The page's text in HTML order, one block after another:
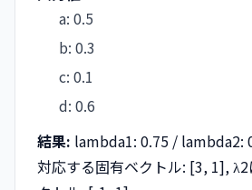
a: 0.5
b: 0.3
c: 0.1
d: 0.6
結果: lambda1: 0.75 / lambda2:
対応する固有ベクトル: [3, 1],